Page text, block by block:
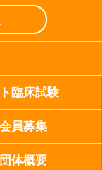
臨床試験
会員募集
団体概要